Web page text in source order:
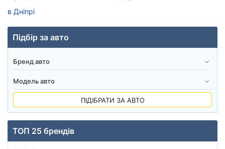
в Дніпрі
Підбір за авто
ПІДІБРАТИ ЗА АВТО
ТОП 25 брендів